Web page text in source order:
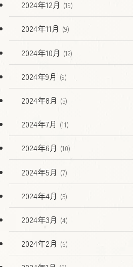
2024年12月 (19)
2024年11月 (9)
2024年10月 (12)
2024年9月 (9)
2024年8月 (5)
2024年7月 (11)
2024年6月 (10)
2024年5月 (7)
2024年4月 (5)
2024年3月 (4)
2024年2月 (6)